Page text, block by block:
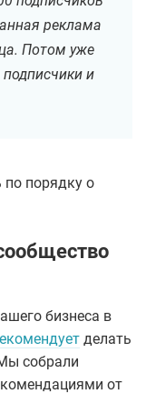
реклама
Потом уже
и
по порядку о
бизнеса в
делать
собрали
от